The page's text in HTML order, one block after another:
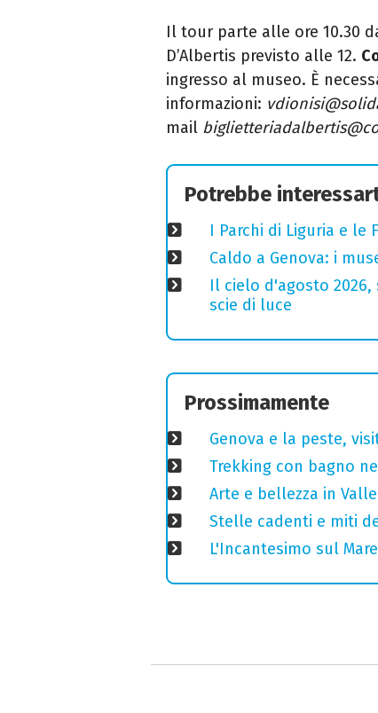
Il tour parte alle ore 10.30
D’Albertis previsto alle 12.
ingresso al museo. È
informazioni:
mail
Potrebbe
I Parchi di Liguria e
Caldo a Genova: i
Il cielo d'agosto
scie di luce
Prossimamente
Genova e la peste,
Trekking con bagno
Arte e bellezza in
Stelle cadenti e miti
L'Incantesimo sul